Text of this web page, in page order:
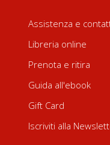
Assistenza e
Libreria online
Prenota e ritira
Guida all'ebook
Gift Card
Iscriviti alla